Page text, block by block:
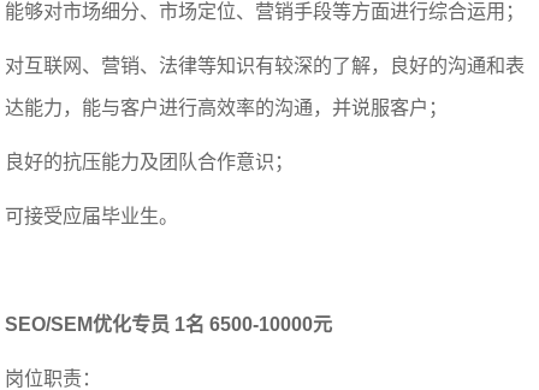
能够对市场细分、市场定位、营销手段等方面进行综合运用；
对互联网、营销、法律等知识有较深的了解，良好的沟通和表
达能力，能与客户进行高效率的沟通，并说服客户；
良好的抗压能力及团队合作意识；
可接受应届毕业生。
SEO/SEM优化专员 1名 6500-10000元
岗位职责：